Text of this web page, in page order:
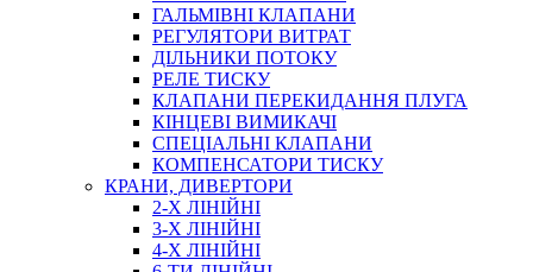
ЧЕРВ`ЯЧНІ
ПРУЖИННІ
НЕЙЛОНОВІ
ПРОРЕЗИНЕНІ
АВТОТОВАРИ
ГАЛЬМІВНІ КЛАПАНИ
РЕГУЛЯТОРИ ВИТРАТ
ДІЛЬНИКИ ПОТОКУ
РЕЛЕ ТИСКУ
КЛАПАНИ ПЕРЕКИДАННЯ ПЛУГА
КІНЦЕВІ ВИМИКАЧІ
СПЕЦІАЛЬНІ КЛАПАНИ
КОМПЕНСАТОРИ ТИСКУ
КРАНИ, ДИВЕРТОРИ
2-Х ЛІНІЙНІ
3-Х ЛІНІЙНІ
4-Х ЛІНІЙНІ